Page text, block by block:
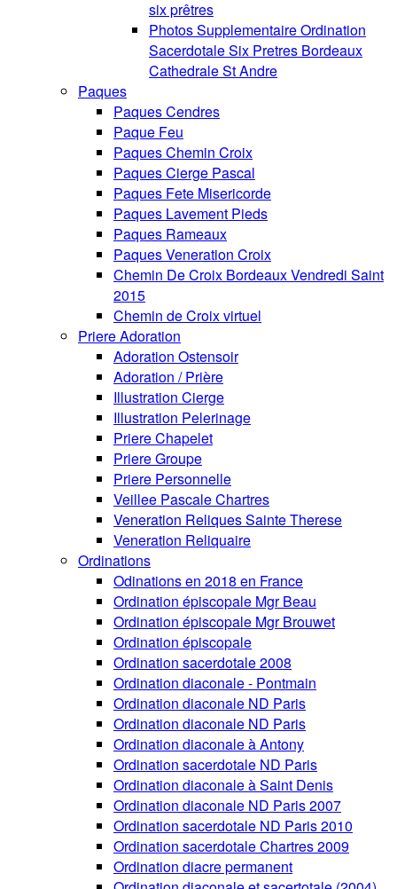
six prêtres
Photos Supplementaire Ordination
Sacerdotale Six Pretres Bordeaux
Cathedrale St Andre
Paques
Paques Cendres
Paque Feu
Paques Chemin Croix
Paques Cierge Pascal
Paques Fete Misericorde
Paques Lavement Pieds
Paques Rameaux
Paques Veneration Croix
Chemin De Croix Bordeaux Vendredi Saint
2015
Chemin de Croix virtuel
Priere Adoration
Adoration Ostensoir
Adoration / Prière
Illustration Cierge
Illustration Pelerinage
Priere Chapelet
Priere Groupe
Priere Personnelle
Veillee Pascale Chartres
Veneration Reliques Sainte Therese
Veneration Reliquaire
Ordinations
Odinations en 2018 en France
Ordination épiscopale Mgr Beau
Ordination épiscopale Mgr Brouwet
Ordination épiscopale
Ordination sacerdotale 2008
Ordination diaconale - Pontmain
Ordination diaconale ND Paris
Ordination diaconale ND Paris
Ordination diaconale à Antony
Ordination sacerdotale ND Paris
Ordination diaconale à Saint Denis
Ordination diaconale ND Paris 2007
Ordination sacerdotale ND Paris 2010
Ordination sacerdotale Chartres 2009
Ordination diacre permanent